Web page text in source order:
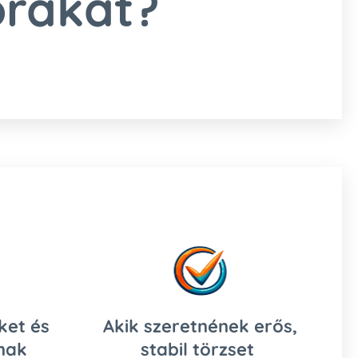
és
Akik szeretnének erős,
stabil törzset